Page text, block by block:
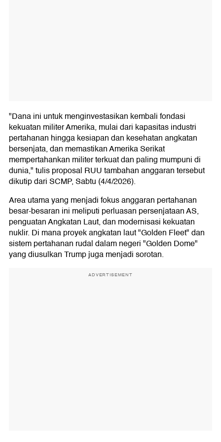
"Dana ini untuk menginvestasikan kembali fondasi
kekuatan militer Amerika, mulai dari kapasitas industri
pertahanan hingga kesiapan dan kesehatan angkatan
bersenjata, dan memastikan Amerika Serikat
mempertahankan militer terkuat dan paling mumpuni di
dunia," tulis proposal RUU tambahan anggaran tersebut
dikutip dari SCMP, Sabtu (4/4/2026).
Area utama yang menjadi fokus anggaran pertahanan
besar-besaran ini meliputi perluasan persenjataan AS,
penguatan Angkatan Laut, dan modernisasi kekuatan
nuklir. Di mana proyek angkatan laut "Golden Fleet" dan
sistem pertahanan rudal dalam negeri "Golden Dome"
yang diusulkan Trump juga menjadi sorotan.
ADVERTISEMENT